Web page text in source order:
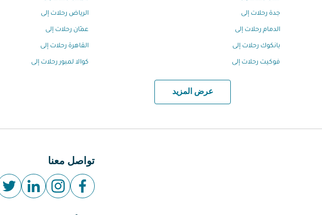
جدة رحلات إلى الرياض رحلات إلى
الدمام رحلات إلى عمّان رحلات إلى
بانكوك رحلات إلى القاهرة رحلات إلى
فوكيت رحلات إلى كوالا لمبور رحلات إلى
عرض المزيد
تواصل معنا